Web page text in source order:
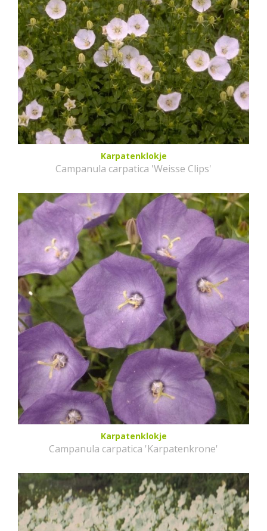
Karpatenklokje
Campanula carpatica 'Weisse Clips'
Karpatenklokje
Campanula carpatica 'Karpatenkrone'